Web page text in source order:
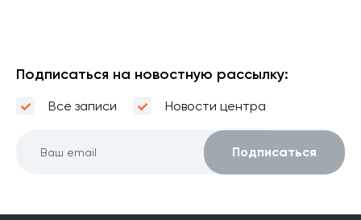
Подписаться на новостную рассылку:
Все записи Новости центра